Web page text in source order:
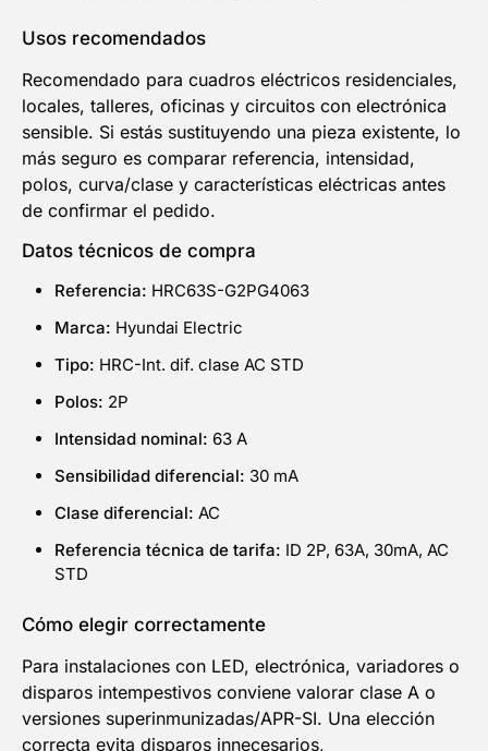
Usos recomendados
Recomendado para cuadros eléctricos residenciales,
locales, talleres, oficinas y circuitos con electrónica
sensible. Si estás sustituyendo una pieza existente, lo
más seguro es comparar referencia, intensidad,
polos, curva/clase y características eléctricas antes
de confirmar el pedido.
Datos técnicos de compra
Referencia: HRC63S-G2PG4063
Marca: Hyundai Electric
Tipo: HRC-Int. dif. clase AC STD
Polos: 2P
Intensidad nominal: 63 A
Sensibilidad diferencial: 30 mA
Clase diferencial: AC
Referencia técnica de tarifa: ID 2P, 63A, 30mA, AC
STD
Cómo elegir correctamente
Para instalaciones con LED, electrónica, variadores o
disparos intempestivos conviene valorar clase A o
versiones superinmunizadas/APR-SI. Una elección
correcta evita disparos innecesarios,